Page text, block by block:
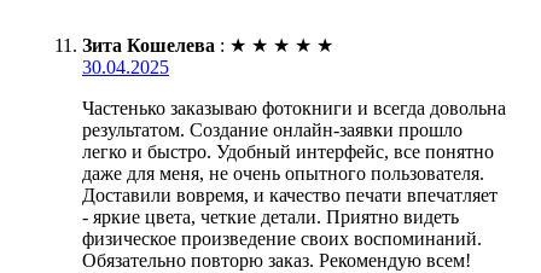
Зита Кошелева : ★ ★ ★ ★ ★
30.04.2025
Частенько заказываю фотокниги и всегда довольна
результатом. Создание онлайн-заявки прошло
легко и быстро. Удобный интерфейс, все понятно
даже для меня, не очень опытного пользователя.
Доставили вовремя, и качество печати впечатляет
- яркие цвета, четкие детали. Приятно видеть
физическое произведение своих воспоминаний.
Обязательно повторю заказ. Рекомендую всем!